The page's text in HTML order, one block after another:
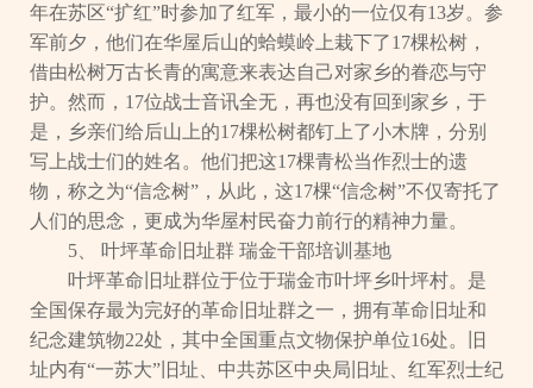
年在苏区“扩红”时参加了红军，最小的一位仅有13岁。参
军前夕，他们在华屋后山的蛤蟆岭上栽下了17棵松树，
借由松树万古长青的寓意来表达自己对家乡的眷恋与守
护。然而，17位战士音讯全无，再也没有回到家乡，于
是，乡亲们给后山上的17棵松树都钉上了小木牌，分别
写上战士们的姓名。他们把这17棵青松当作烈士的遗
物，称之为“信念树”，从此，这17棵“信念树”不仅寄托了
人们的思念，更成为华屋村民奋力前行的精神力量。
5、 叶坪革命旧址群 瑞金干部培训基地
叶坪革命旧址群位于位于瑞金市叶坪乡叶坪村。是
全国保存最为完好的革命旧址群之一，拥有革命旧址和
纪念建筑物22处，其中全国重点文物保护单位16处。旧
址内有“一苏大”旧址、中共苏区中央局旧址、红军烈士纪